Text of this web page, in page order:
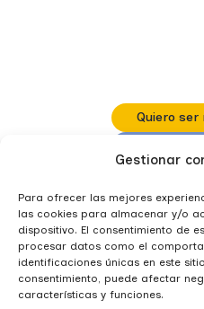
Gestionar
Para ofrecer las mejores
las cookies para almacenar y/o
dispositivo. El consentimiento de
procesar datos como el
identificaciones únicas en este
consentimiento, puede afectar
características y funciones.
Quiero